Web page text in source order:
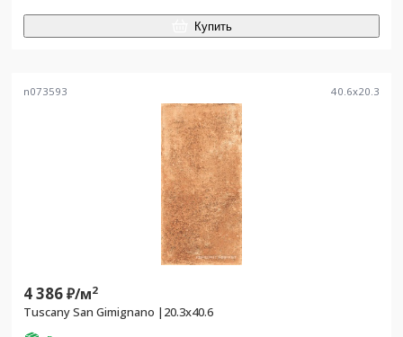
Купить
n073593 40.6x20.3
4 386₽/м2
Tuscany San Gimignano |20.3x40.6